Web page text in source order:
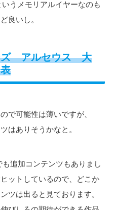
うメモリアルイヤーなのも
良いし。
ズ アルセウス 大
で可能性は薄いですが、
はありそうかなと。
も追加コンテンツもありまし
ットしているので、どこか
ツは出ると見ております。